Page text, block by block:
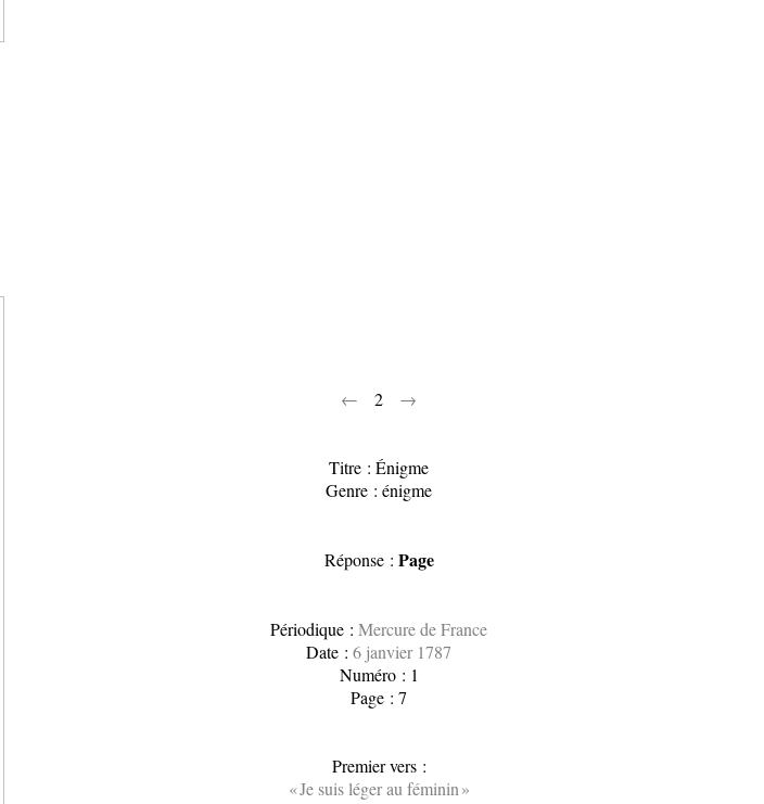
← 2 →
Titre : Énigme
Genre : énigme
Réponse : Page
Périodique :Mercure de France
Date :6 janvier 1787
Numéro : 1
Page : 7
Premier vers :
« Je suis léger au féminin »